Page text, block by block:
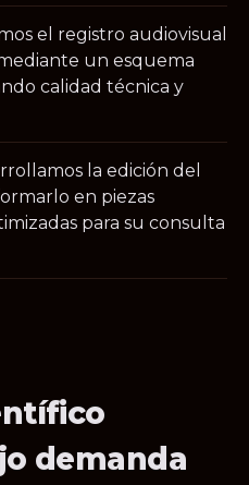
el registro audiovisual
un esquema
calidad técnica y
la edición del
en piezas
para su consulta
demanda